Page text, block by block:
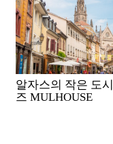
알자스의 작은 도시,뮐루
즈 MULHOUSE